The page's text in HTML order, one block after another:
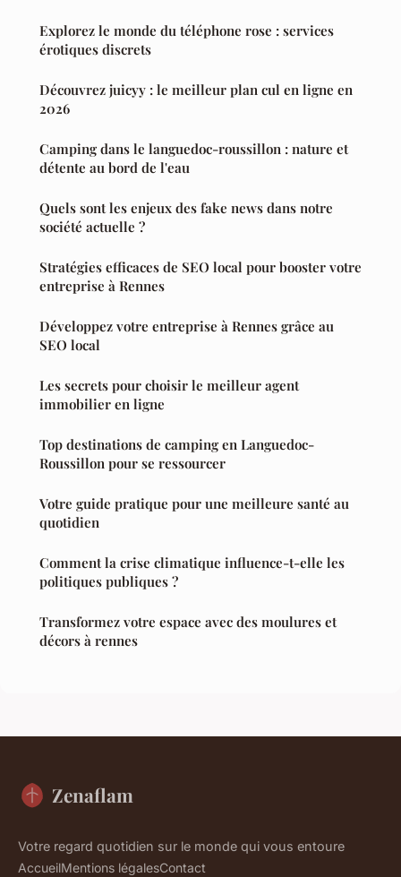
Explorez le monde du téléphone rose : services
érotiques discrets
Découvrez juicyy : le meilleur plan cul en ligne en
2026
Camping dans le languedoc-roussillon : nature et
détente au bord de l'eau
Quels sont les enjeux des fake news dans notre
société actuelle ?
Stratégies efficaces de SEO local pour booster votre
entreprise à Rennes
Développez votre entreprise à Rennes grâce au
SEO local
Les secrets pour choisir le meilleur agent
immobilier en ligne
Top destinations de camping en Languedoc-
Roussillon pour se ressourcer
Votre guide pratique pour une meilleure santé au
quotidien
Comment la crise climatique influence-t-elle les
politiques publiques ?
Transformez votre espace avec des moulures et
décors à rennes
Zenaflam
Votre regard quotidien sur le monde qui vous entoure
AccueilMentions légalesContact